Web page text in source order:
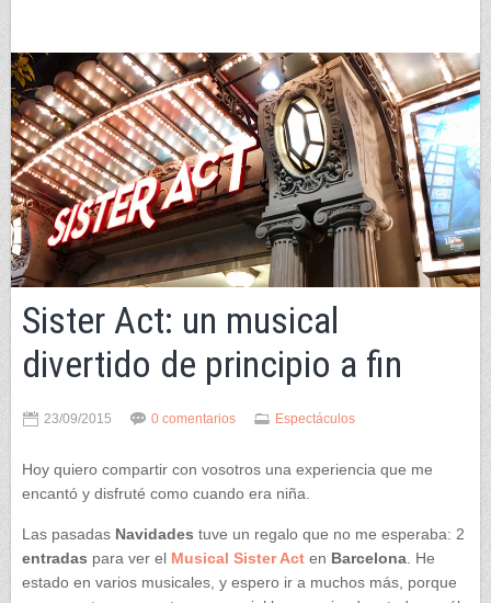
Sister Act: un musical
divertido de principio a fin
23/09/2015 0 comentarios Espectáculos
Hoy quiero compartir con vosotros una experiencia que me
encantó y disfruté como cuando era niña.
Las pasadas Navidades tuve un regalo que no me esperaba: 2
entradas para ver el Musical Sister Act en Barcelona . He
estado en varios musicales, y espero ir a muchos más, porque